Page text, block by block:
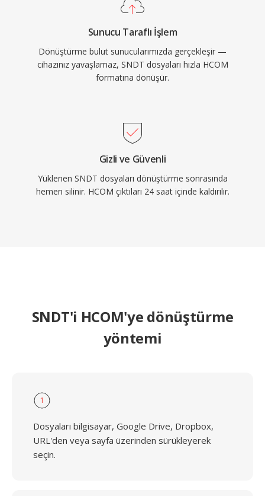
Sunucu Taraflı İşlem
Dönüştürme bulut sunucularımızda gerçekleşir —
cihazınız yavaşlamaz, SNDT dosyaları hızla HCOM
formatına dönüşür.
Gizli ve Güvenli
Yüklenen SNDT dosyaları dönüştürme sonrasında
hemen silinir. HCOM çıktıları 24 saat içinde kaldırılır.
SNDT'i HCOM'ye dönüştürme
yöntemi
1
Dosyaları bilgisayar, Google Drive, Dropbox,
URL'den veya sayfa üzerinden sürükleyerek
seçin.